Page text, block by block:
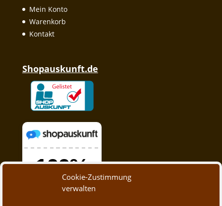
Cookie-Zustimmung
verwalten
Mein Konto
Warenkorb
Kontakt
Shopauskunft.de